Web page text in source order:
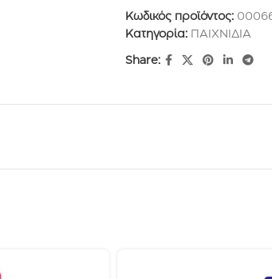
Κωδικός προϊόντος:
Κατηγορία:
ΠΑΙΧΝΙΔΙΑ
Share: